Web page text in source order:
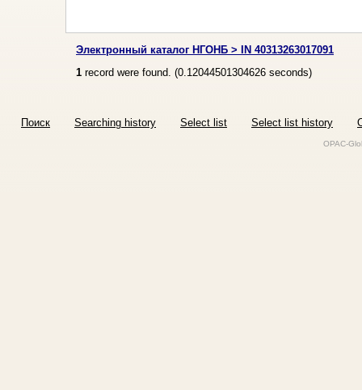
Электронный каталог НГОНБ > IN 40313263017091
1 record were found. (0.12044501304626 seconds)
Поиск Searching history Select list Select list history
OPAC-